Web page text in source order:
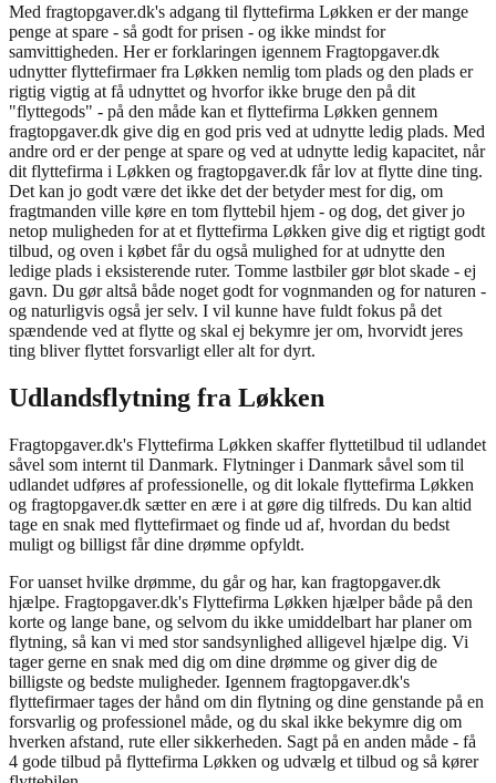
Med fragtopgaver.dk's adgang til flyttefirma Løkken er der mange
penge at spare - så godt for prisen - og ikke mindst for
samvittigheden. Her er forklaringen igennem Fragtopgaver.dk
udnytter flyttefirmaer fra Løkken nemlig tom plads og den plads er
rigtig vigtig at få udnyttet og hvorfor ikke bruge den på dit
"flyttegods" - på den måde kan et flyttefirma Løkken gennem
fragtopgaver.dk give dig en god pris ved at udnytte ledig plads. Med
andre ord er der penge at spare og ved at udnytte ledig kapacitet, når
dit flyttefirma i Løkken og fragtopgaver.dk får lov at flytte dine ting.
Det kan jo godt være det ikke det der betyder mest for dig, om
fragtmanden ville køre en tom flyttebil hjem - og dog, det giver jo
netop muligheden for at et flyttefirma Løkken give dig et rigtigt godt
tilbud, og oven i købet får du også mulighed for at udnytte den
ledige plads i eksisterende ruter. Tomme lastbiler gør blot skade - ej
gavn. Du gør altså både noget godt for vognmanden og for naturen -
og naturligvis også jer selv. I vil kunne have fuldt fokus på det
spændende ved at flytte og skal ej bekymre jer om, hvorvidt jeres
ting bliver flyttet forsvarligt eller alt for dyrt.
Udlandsflytning fra Løkken
Fragtopgaver.dk's Flyttefirma Løkken skaffer flyttetilbud til udlandet
såvel som internt til Danmark. Flytninger i Danmark såvel som til
udlandet udføres af professionelle, og dit lokale flyttefirma Løkken
og fragtopgaver.dk sætter en ære i at gøre dig tilfreds. Du kan altid
tage en snak med flyttefirmaet og finde ud af, hvordan du bedst
muligt og billigst får dine drømme opfyldt.
For uanset hvilke drømme, du går og har, kan fragtopgaver.dk
hjælpe. Fragtopgaver.dk's Flyttefirma Løkken hjælper både på den
korte og lange bane, og selvom du ikke umiddelbart har planer om
flytning, så kan vi med stor sandsynlighed alligevel hjælpe dig. Vi
tager gerne en snak med dig om dine drømme og giver dig de
billigste og bedste muligheder. Igennem fragtopgaver.dk's
flyttefirmaer tages der hånd om din flytning og dine genstande på en
forsvarlig og professionel måde, og du skal ikke bekymre dig om
hverken afstand, rute eller sikkerheden. Sagt på en anden måde - få
4 gode tilbud på flyttefirma Løkken og udvælg et tilbud og så kører